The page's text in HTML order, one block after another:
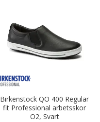
Birkenstock QO 400 Regular
fit Professional arbetsskor
O2, Svart